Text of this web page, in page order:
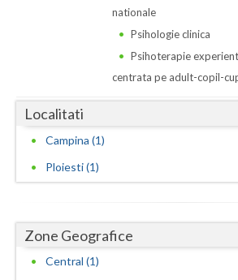
Ilfov
Maramures
Mehedinti
Neamt
Olt
nationale
Psihologie clinica
Psihoterapie
centrata pe adult-copil-
Localitati
Campina (1)
Ploiesti (1)
Zone Geografice
Central (1)